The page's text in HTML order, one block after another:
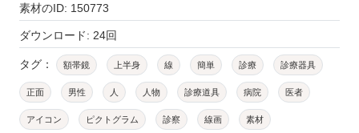
素材のID: 150773
ダウンロード: 24回
タグ： 額帯鏡 上半身 線 簡単 診療 診療器具
正面 男性 人 人物 診療道具 病院 医者
アイコン ピクトグラム 診察 線画 素材